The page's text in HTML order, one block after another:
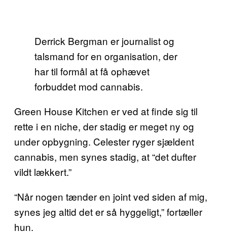
Derrick Bergman er journalist og
talsmand for en organisation, der
har til formål at få ophævet
forbuddet mod cannabis.
Green House Kitchen er ved at finde sig til
rette i en niche, der stadig er meget ny og
under opbygning. Celester ryger sjældent
cannabis, men synes stadig, at “det dufter
vildt lækkert.”
“Når nogen tænder en joint ved siden af mig,
synes jeg altid det er så hyggeligt,” fortæller
hun.